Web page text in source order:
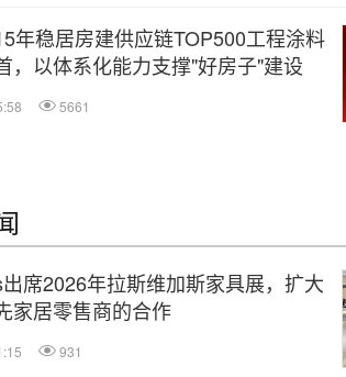
年稳居房建供应链TOP500工程涂料
，以体系化能力支撑"好房子"建设
5661
席2026年拉斯维加斯家具展，扩大
家居零售商的合作
931